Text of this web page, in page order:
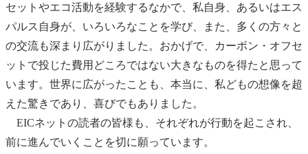
セットやエコ活動を経験するなかで、私自身、あるいはエス
パルス自身が、いろいろなことを学び、また、多くの方々と
の交流も深まり広がりました。おかげで、カーボン・オフセ
ットで投じた費用どころではない大きなものを得たと思って
います。世界に広がったことも、本当に、私どもの想像を超
えた驚きであり、喜びでもありました。
EICネットの読者の皆様も、それぞれが行動を起こされ、
前に進んでいくことを切に願っています。